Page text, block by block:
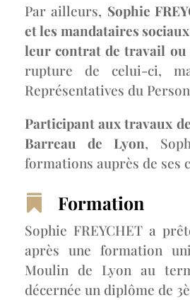
Par ailleurs, Sophie
et les mandataires
leur contrat de travail ou
rupture de celui-ci,
Représentatives du
Participant aux travaux
Barreau de Lyon,
formations auprès de ses
 Formation
Sophie FREYCHET a
après une formation
Moulin de Lyon au
décernée un diplôme de